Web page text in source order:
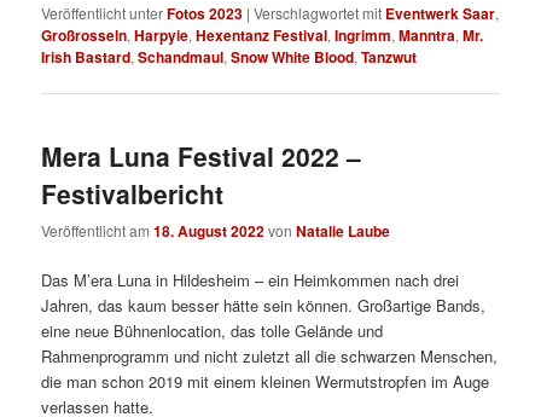
Veröffentlicht unterFotos 2023 |Verschlagwortet mit Eventwerk Saar,
Großrosseln,Harpyie,Hexentanz Festival,Ingrimm,Manntra,Mr.
Irish Bastard,Schandmaul,Snow White Blood,Tanzwut
Mera Luna Festival 2022 –
Festivalbericht
Veröffentlicht am18. August 2022vonNatalie Laube
Das M’era Luna in Hildesheim – ein Heimkommen nach drei
Jahren, das kaum besser hätte sein können. Großartige Bands,
eine neue Bühnenlocation, das tolle Gelände und
Rahmenprogramm und nicht zuletzt all die schwarzen Menschen,
die man schon 2019 mit einem kleinen Wermutstropfen im Auge
verlassen hatte.